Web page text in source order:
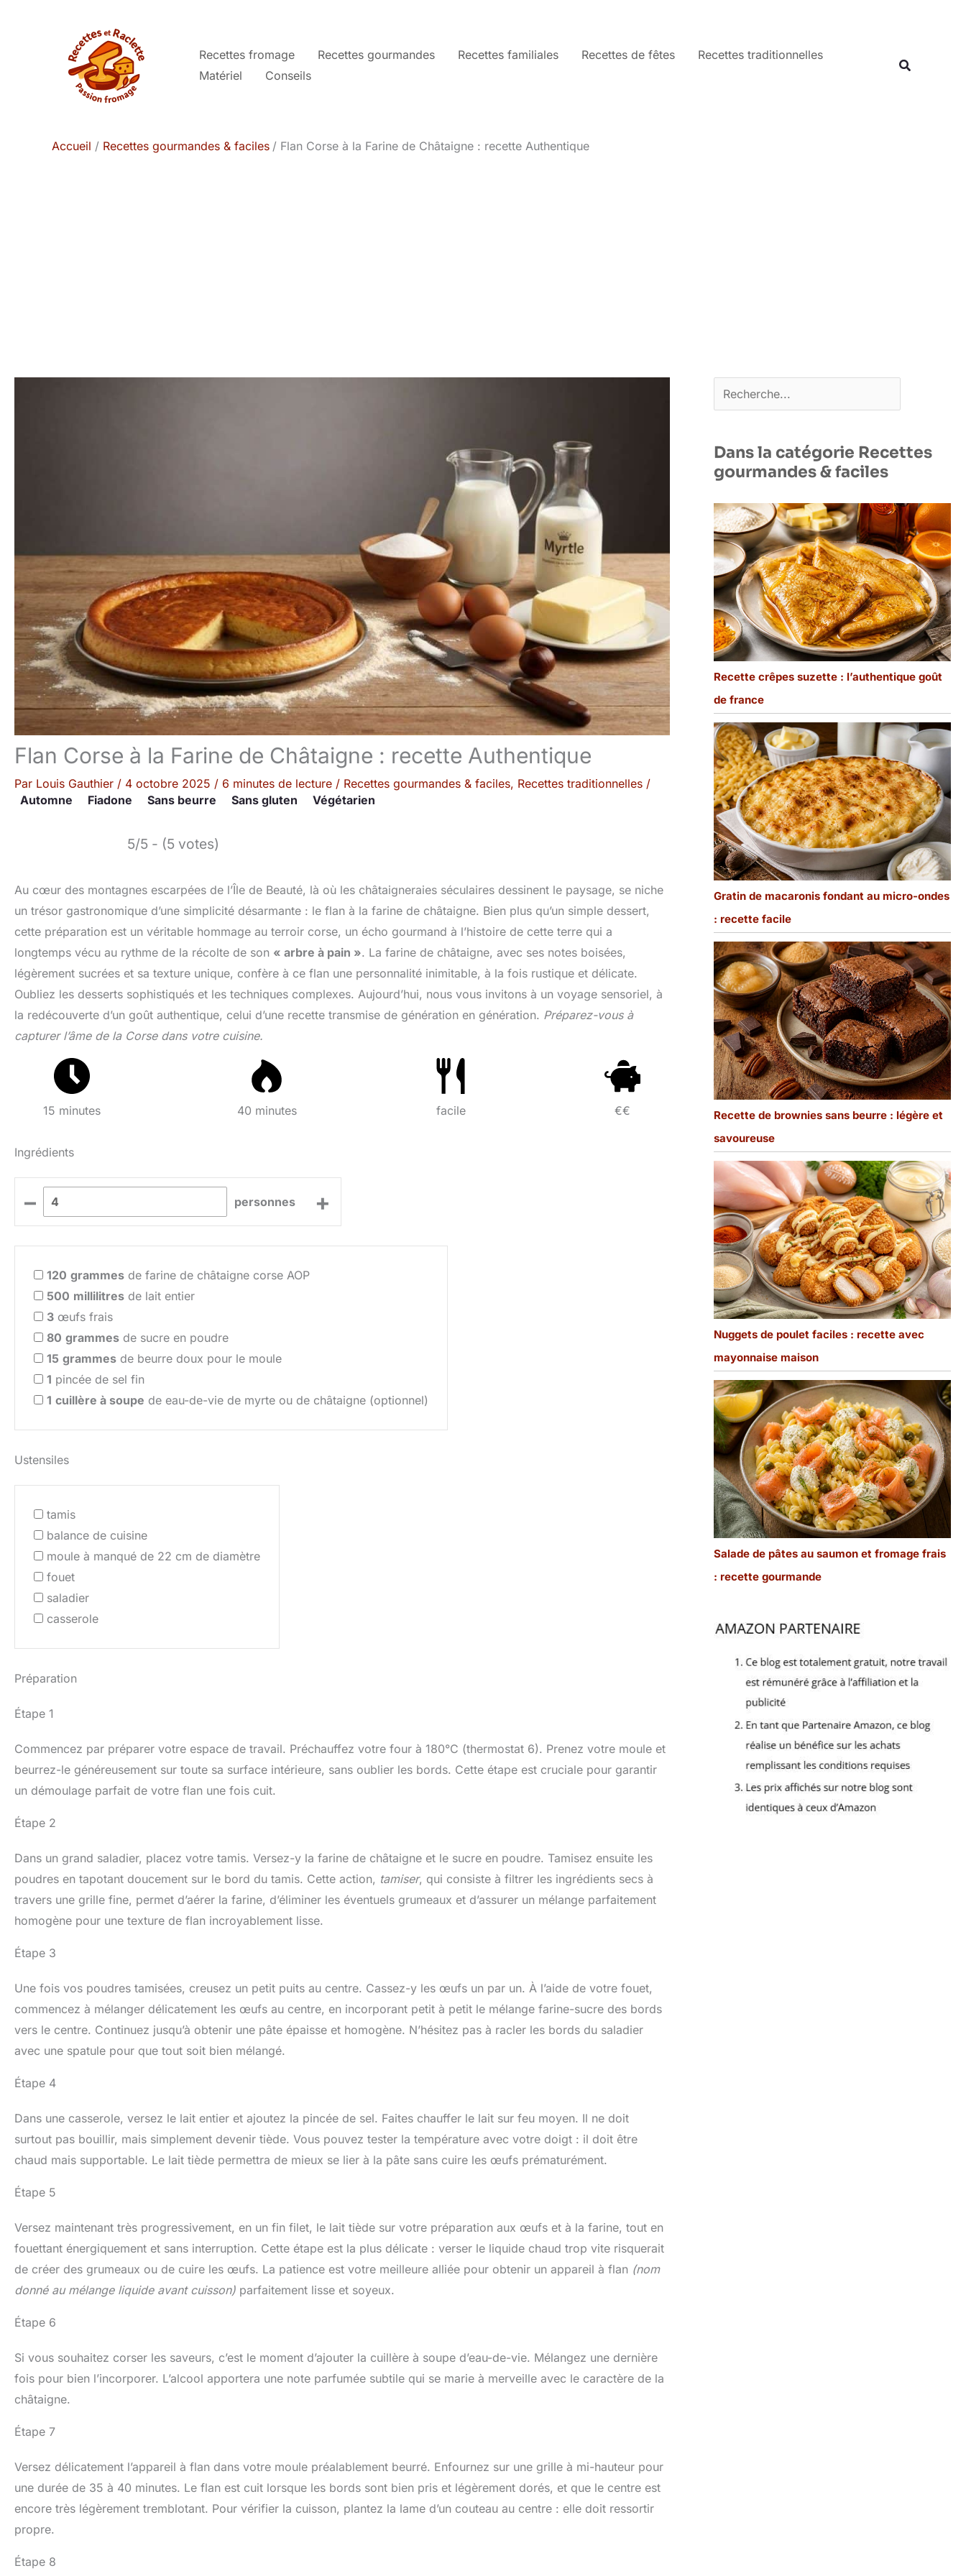
Recettes fromage Recettes gourmandes Recettes familiales Recettes de fêtes
Recettes traditionnelles
Matériel
Conseils
Accueil Recettes gourmandes & faciles Flan Corse à la Farine de Châtaigne : recette Authentique
Flan Corse à la Farine de Châtaigne : recette Authentique
Par Louis Gauthier / 4 octobre 2025 / 6 minutes de lecture / Recettes gourmandes & faciles, Recettes traditionnelles /
Automne
Fiadone Sans beurre Sans gluten Végétarien
5/5 - (5 votes)
Au cœur des montagnes escarpées de l’Île de Beauté, là où les châtaigneraies séculaires dessinent le paysage, se niche
un trésor gastronomique d’une simplicité désarmante : le flan à la farine de châtaigne. Bien plus qu’un simple dessert,
cette préparation est un véritable hommage au terroir corse, un écho gourmand à l’histoire de cette terre qui a
longtemps vécu au rythme de la récolte de son « arbre à pain ». La farine de châtaigne, avec ses notes boisées,
légèrement sucrées et sa texture unique, confère à ce flan une personnalité inimitable, à la fois rustique et délicate.
Oubliez les desserts sophistiqués et les techniques complexes. Aujourd’hui, nous vous invitons à un voyage sensoriel, à
la redécouverte d’un goût authentique, celui d’une recette transmise de génération en génération. Préparez-vous à
capturer l’âme de la Corse dans votre cuisine.
15 minutes 40 minutes facile €€
Ingrédients
– personnes +
120 grammes de farine de châtaigne corse AOP
500 millilitres de lait entier
3 œufs frais
80 grammes de sucre en poudre
15 grammes de beurre doux pour le moule
1 pincée de sel fin
1 cuillère à soupe de eau-de-vie de myrte ou de châtaigne (optionnel)
Ustensiles
tamis
balance de cuisine
moule à manqué de 22 cm de diamètre
fouet
saladier
casserole
Préparation
Étape 1
Commencez par préparer votre espace de travail. Préchauffez votre four à 180°C (thermostat 6). Prenez votre moule et
beurrez-le généreusement sur toute sa surface intérieure, sans oublier les bords. Cette étape est cruciale pour garantir
un démoulage parfait de votre flan une fois cuit.
Étape 2
Dans un grand saladier, placez votre tamis. Versez-y la farine de châtaigne et le sucre en poudre. Tamisez ensuite les
poudres en tapotant doucement sur le bord du tamis. Cette action, tamiser, qui consiste à filtrer les ingrédients secs à
travers une grille fine, permet d’aérer la farine, d’éliminer les éventuels grumeaux et d’assurer un mélange parfaitement
homogène pour une texture de flan incroyablement lisse.
Étape 3
Une fois vos poudres tamisées, creusez un petit puits au centre. Cassez-y les œufs un par un. À l’aide de votre fouet,
commencez à mélanger délicatement les œufs au centre, en incorporant petit à petit le mélange farine-sucre des bords
vers le centre. Continuez jusqu’à obtenir une pâte épaisse et homogène. N’hésitez pas à racler les bords du saladier
avec une spatule pour que tout soit bien mélangé.
Étape 4
Dans une casserole, versez le lait entier et ajoutez la pincée de sel. Faites chauffer le lait sur feu moyen. Il ne doit
surtout pas bouillir, mais simplement devenir tiède. Vous pouvez tester la température avec votre doigt : il doit être
chaud mais supportable. Le lait tiède permettra de mieux se lier à la pâte sans cuire les œufs prématurément.
Étape 5
Versez maintenant très progressivement, en un fin filet, le lait tiède sur votre préparation aux œufs et à la farine, tout en
fouettant énergiquement et sans interruption. Cette étape est la plus délicate : verser le liquide chaud trop vite risquerait
de créer des grumeaux ou de cuire les œufs. La patience est votre meilleure alliée pour obtenir un appareil à flan (nom
donné au mélange liquide avant cuisson) parfaitement lisse et soyeux.
Étape 6
Si vous souhaitez corser les saveurs, c’est le moment d’ajouter la cuillère à soupe d’eau-de-vie. Mélangez une dernière
fois pour bien l’incorporer. L’alcool apportera une note parfumée subtile qui se marie à merveille avec le caractère de la
châtaigne.
Étape 7
Versez délicatement l’appareil à flan dans votre moule préalablement beurré. Enfournez sur une grille à mi-hauteur pour
une durée de 35 à 40 minutes. Le flan est cuit lorsque les bords sont bien pris et légèrement dorés, et que le centre est
encore très légèrement tremblotant. Pour vérifier la cuisson, plantez la lame d’un couteau au centre : elle doit ressortir
propre.
Étape 8
Rechercher
Dans la catégorie Recettes
gourmandes & faciles
Recette crêpes suzette : l’authentique goût
de france
Gratin de macaronis fondant au micro-ondes
: recette facile
Recette de brownies sans beurre : légère et
savoureuse
Nuggets de poulet faciles : recette avec
mayonnaise maison
Salade de pâtes au saumon et fromage frais
: recette gourmande